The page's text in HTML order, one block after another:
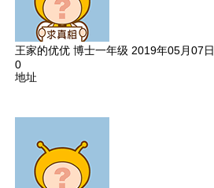
王家的优优 博士一年级 2019年05月07日
0
地址